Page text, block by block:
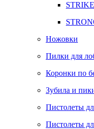
STRIKE
Ножовки
Пилки для
Коронки по
Зубила и
Пистолеты
Пистолеты